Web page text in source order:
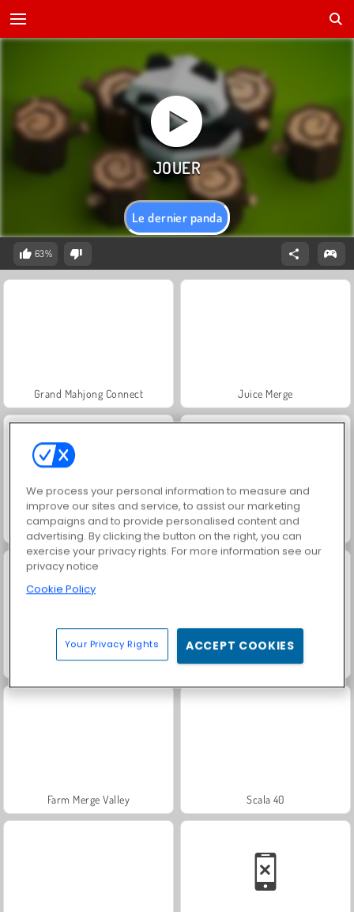
Le dernier panda
63%
Grand Mahjong Connect Juice Merge
Jewel Garden Story Trollface Quest: USA 2
Masha and the Bear: Meadows Solitaire Social
Farm Merge Valley Scala 40
We process your personal information to measure and
improve our sites and service, to assist our marketing
campaigns and to provide personalised content and
advertising. By clicking the button on the right, you can
exercise your privacy rights. For more information see our
privacy notice
Cookie Policy
Your Privacy Rights ACCEPT COOKIES